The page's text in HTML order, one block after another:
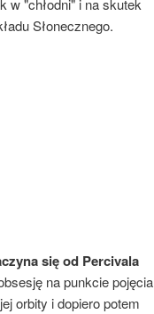
w "chłodni" i na skutek
Słonecznego.
się od Percivala
na punkcie pojęcia
orbity i dopiero potem